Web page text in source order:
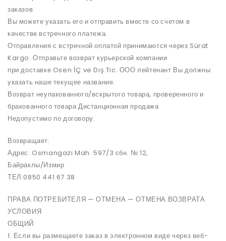
заказов.
Вы можете указать его и отправить вместе со счетом в
качестве встречного платежа.
Отправления с встречной оплатой принимаются через Sürat
Kargo. Отправьте возврат курьерской компании
при доставке Osen İÇ ve Dış Tic. ООО лейтенант Вы должны
указать наше текущее название.
Возврат неупакованного/вскрытого товара, проверенного и
бракованного товара Дистанционная продажа
Недопустимо по договору.
Возвращает:
Адрес: Osmangazi Mah. 597/3 сбн. №:12,
Байраклы/Измир
ТЕЛ:0850 441 67 38
ПРАВА ПОТРЕБИТЕЛЯ — ОТМЕНА — ОТМЕНА ВОЗВРАТА
УСЛОВИЯ
ОБЩИЙ:
1. Если вы размещаете заказ в электронном виде через веб-